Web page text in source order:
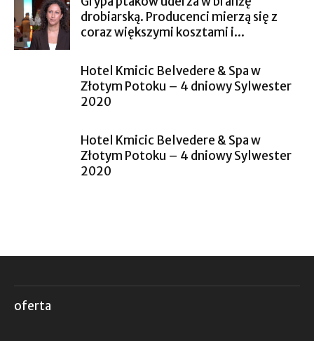
drobiarską. Producenci mierzą się z
coraz większymi kosztami i...
Hotel Kmicic Belvedere & Spa w
Złotym Potoku – 4 dniowy Sylwester
2020
Hotel Kmicic Belvedere & Spa w
Złotym Potoku – 4 dniowy Sylwester
2020
oferta